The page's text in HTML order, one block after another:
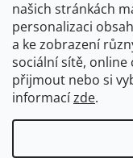
našich stránkách
personalizaci
a ke zobrazení
sociální sítě, online
přijmout nebo si
informacízde.
Vytvořil